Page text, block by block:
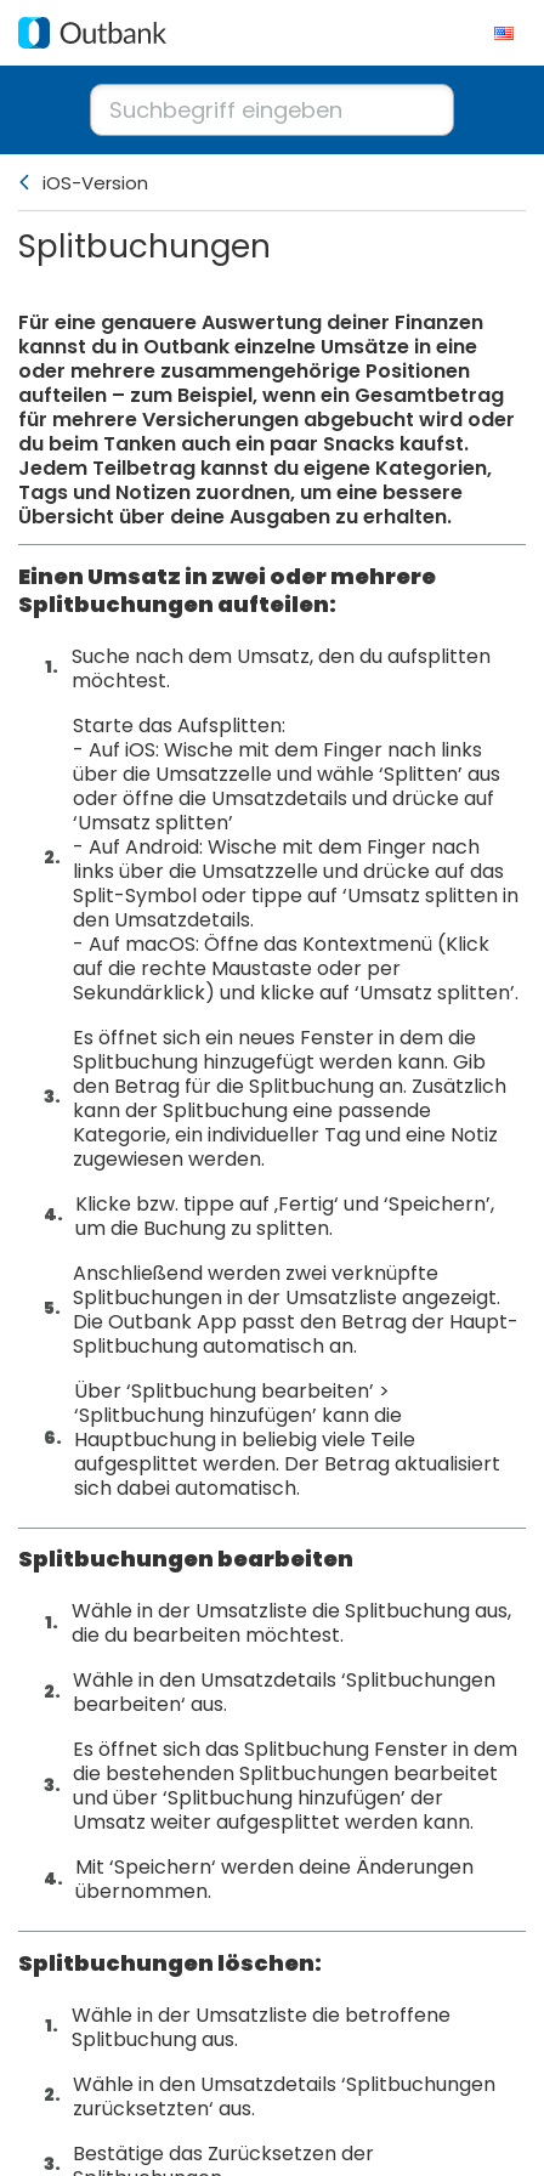
iOS-Version
Splitbuchungen
Für eine genauere Auswertung deiner Finanzen
kannst du in Outbank einzelne Umsätze in eine
oder mehrere zusammengehörige Positionen
aufteilen – zum Beispiel, wenn ein Gesamtbetrag
für mehrere Versicherungen abgebucht wird oder
du beim Tanken auch ein paar Snacks kaufst.
Jedem Teilbetrag kannst du eigene Kategorien,
Tags und Notizen zuordnen, um eine bessere
Übersicht über deine Ausgaben zu erhalten.
Einen Umsatz in zwei oder mehrere
Splitbuchungen aufteilen:
Suche nach dem Umsatz, den du aufsplitten
möchtest.
Starte das Aufsplitten:
- Auf iOS: Wische mit dem Finger nach links
über die Umsatzzelle und wähle ‘Splitten’ aus
oder öffne die Umsatzdetails und drücke auf
‘Umsatz splitten’
- Auf Android: Wische mit dem Finger nach
links über die Umsatzzelle und drücke auf das
Split-Symbol oder tippe auf ‘Umsatz splitten in
den Umsatzdetails.
- Auf macOS: Öffne das Kontextmenü (Klick
auf die rechte Maustaste oder per
Sekundärklick) und klicke auf ‘Umsatz splitten’.
Es öffnet sich ein neues Fenster in dem die
Splitbuchung hinzugefügt werden kann. Gib
den Betrag für die Splitbuchung an. Zusätzlich
kann der Splitbuchung eine passende
Kategorie, ein individueller Tag und eine Notiz
zugewiesen werden.
Klicke bzw. tippe auf ‚Fertig‘ und ‘Speichern’,
um die Buchung zu splitten.
Anschließend werden zwei verknüpfte
Splitbuchungen in der Umsatzliste angezeigt.
Die Outbank App passt den Betrag der Haupt-
Splitbuchung automatisch an.
Über ‘Splitbuchung bearbeiten’ >
‘Splitbuchung hinzufügen’ kann die
Hauptbuchung in beliebig viele Teile
aufgesplittet werden. Der Betrag aktualisiert
sich dabei automatisch.
Splitbuchungen bearbeiten
Wähle in der Umsatzliste die Splitbuchung aus,
die du bearbeiten möchtest.
Wähle in den Umsatzdetails ‘Splitbuchungen
bearbeiten‘ aus.
Es öffnet sich das Splitbuchung Fenster in dem
die bestehenden Splitbuchungen bearbeitet
und über ‘Splitbuchung hinzufügen’ der
Umsatz weiter aufgesplittet werden kann.
Mit ‘Speichern‘ werden deine Änderungen
übernommen.
Splitbuchungen löschen:
Wähle in der Umsatzliste die betroffene
Splitbuchung aus.
Wähle in den Umsatzdetails ‘Splitbuchungen
zurücksetzten‘ aus.
Bestätige das Zurücksetzen der